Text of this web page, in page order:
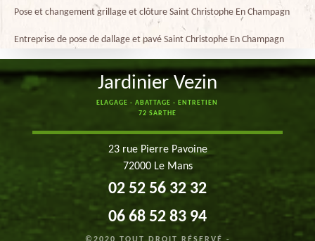
Pose et changement grillage et clôture Saint Christophe En Champagn
Entreprise de pose de dallage et pavé Saint Christophe En Champagn
Jardinier Vezin
ELAGAGE - ABATTAGE - ENTRETIEN
72 SARTHE
23 rue Pierre Pavoine
72000 Le Mans
02 52 56 32 32
06 68 52 83 94